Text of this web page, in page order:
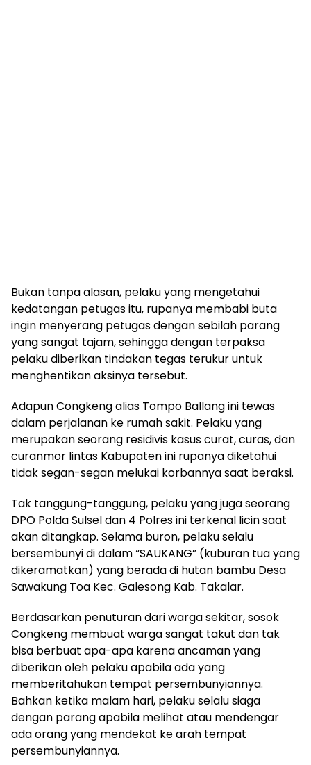
Bukan tanpa alasan, pelaku yang mengetahui
kedatangan petugas itu, rupanya membabi buta
ingin menyerang petugas dengan sebilah parang
yang sangat tajam, sehingga dengan terpaksa
pelaku diberikan tindakan tegas terukur untuk
menghentikan aksinya tersebut.
Adapun Congkeng alias Tompo Ballang ini tewas
dalam perjalanan ke rumah sakit. Pelaku yang
merupakan seorang residivis kasus curat, curas, dan
curanmor lintas Kabupaten ini rupanya diketahui
tidak segan-segan melukai korbannya saat beraksi.
Tak tanggung-tanggung, pelaku yang juga seorang
DPO Polda Sulsel dan 4 Polres ini terkenal licin saat
akan ditangkap. Selama buron, pelaku selalu
bersembunyi di dalam “SAUKANG” (kuburan tua yang
dikeramatkan) yang berada di hutan bambu Desa
Sawakung Toa Kec. Galesong Kab. Takalar.
Berdasarkan penuturan dari warga sekitar, sosok
Congkeng membuat warga sangat takut dan tak
bisa berbuat apa-apa karena ancaman yang
diberikan oleh pelaku apabila ada yang
memberitahukan tempat persembunyiannya.
Bahkan ketika malam hari, pelaku selalu siaga
dengan parang apabila melihat atau mendengar
ada orang yang mendekat ke arah tempat
persembunyiannya.